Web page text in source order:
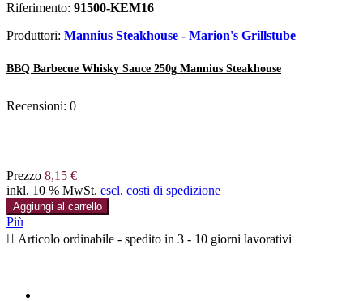
Riferimento: 91500-KEM16
Produttori: Mannius Steakhouse - Marion's Grillstube
BBQ Barbecue Whisky Sauce 250g Mannius Steakhouse
Recensioni: 0
Prezzo 8,15 €
inkl. 10 % MwSt. escl. costi di spedizione
Aggiungi al carrello
Più
 Articolo ordinabile - spedito in 3 - 10 giorni lavorativi